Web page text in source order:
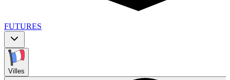
FUTURES
Villes